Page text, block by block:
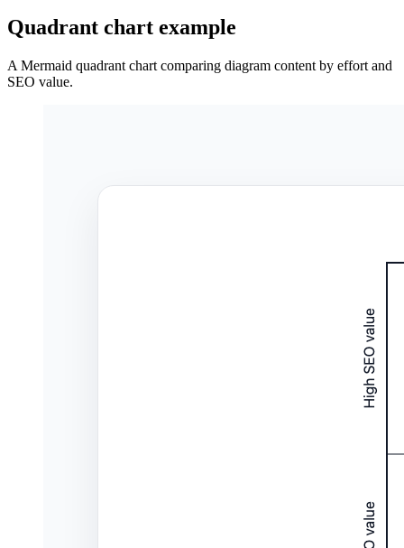
Quadrant chart example
A Mermaid quadrant chart comparing diagram content by effort and
SEO value.